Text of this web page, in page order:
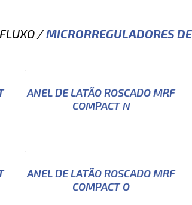
/MICRORREGULADORES
ANEL DE LATÃO ROSCADO MRF
COMPACT N
ANEL DE LATÃO ROSCADO MRF
COMPACT O